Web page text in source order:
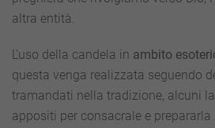
altra entità.
L’uso della candela in ambito
questa venga realizzata seguendo
tramandati nella tradizione, alcuni
appositi per consacrale e